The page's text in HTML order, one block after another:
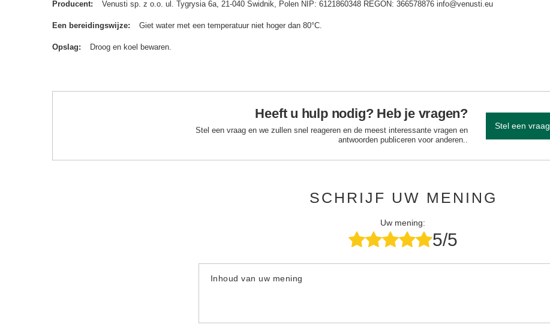
Producent Venusti sp. z o.o. ul. Tygrysia 6a, 21-040 Świdnik, Polen NIP: 6121860348 REGON: 366578876 info@venusti.eu
Een bereidingswijze Giet water met een temperatuur niet hoger dan 80°C.
Opslag Droog en koel bewaren.
Heeft u hulp nodig? Heb je vragen?
Stel een vraag en we zullen snel reageren en de meest interessante vragen en
antwoorden publiceren voor anderen..
Stel een vraag
SCHRIJF UW MENING
Uw mening:
5/5
Inhoud van uw mening